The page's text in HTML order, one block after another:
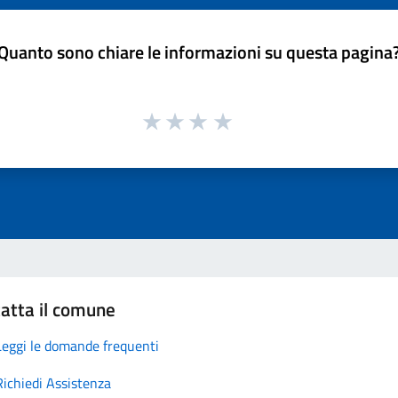
sono chiare le informazioni su questa
il comune
le domande frequenti
Assistenza